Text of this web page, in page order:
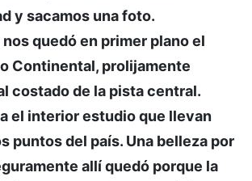
y sacamos una foto.
quedó en primer plano el
Continental, prolijamente
costado de la pista central.
el interior estudio que llevan
puntos del país. Una belleza por
allí quedó porque la